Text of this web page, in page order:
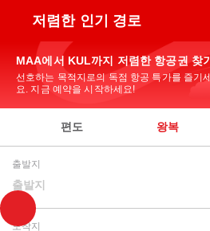
저렴한 인기 경로
MAA에서 KUL까지 저렴한 항공권 찾기
선호하는 목적지로의 독점 항공 특가를 즐기세
요. 지금 예약을 시작하세요!
편도 왕복
출발지
출발지
도착지